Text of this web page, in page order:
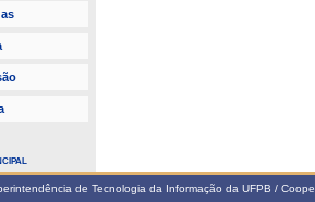
de Tecnologia da Informação da UFPB /